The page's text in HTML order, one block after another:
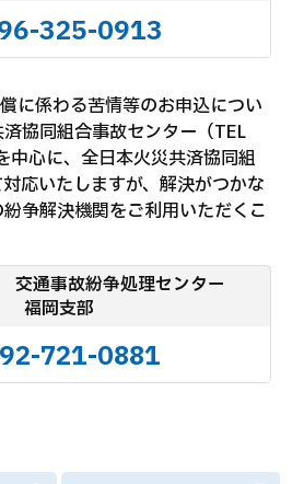
325-0913
に係わる苦情等のお申込につい
協同組合事故センター（TEL
中心に、全日本火災共済協同組
応いたしますが、解決がつかな
争解決機関をご利用いただくこ
通事故紛争処理センター
福岡支部
721-0881